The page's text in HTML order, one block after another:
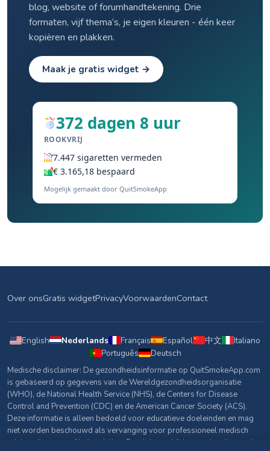
blog, website of forumhandtekening. Drie
formaten, vijf thema’s, je eigen kleuren - één keer
kopiëren en plakken.
Maak je gratis widget →
372 dagen 8 uur
ROOKVRIJ
7.447 sigaretten vermeden
€ 3.165,18 bespaard
Mogelijk gemaakt door QuitSmokeApp
Over onsGratis widgetPrivacyVoorwaardenContact
English Nederlands Français Español 中文
Italiano
Português
Deutsch
Medische disclaimer: De gezondheidsinformatie op QuitSmokeApp.com
is gebaseerd op gegevens van de Wereldgezondheidsorganisatie
(WHO), de National Health Service (NHS), de Centers for Disease
Control and Prevention (CDC) en de American Cancer Society (ACS).
Deze informatie is alleen bedoeld voor educatieve doeleinden en mag
niet worden beschouwd als vervanging voor professioneel medisch
advies, diagnose of behandeling. Raadpleeg altijd een gekwalificeerde